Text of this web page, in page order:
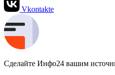
Vkontakte
Сделайте Инфо24 вашим